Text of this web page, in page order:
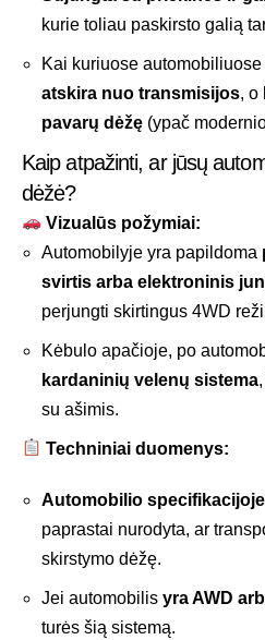
kurie toliau paskirsto galią
Kai kuriuose
atskira nuo transmisijos, o
pavarų dėžę (ypač
Kaip atpažinti, ar jūsų
dėžė?
Vizualūs požymiai:
Automobilyje yra papildoma
svirtis arba elektroninis
perjungti skirtingus 4WD
Kėbulo apačioje, po
kardaninių velenų sistema
su ašimis.
Techniniai duomenys:
Automobilio specifikacijoje
paprastai nurodyta, ar
skirstymo dėžę.
Jei automobilis yra AWD
turės šią sistemą.